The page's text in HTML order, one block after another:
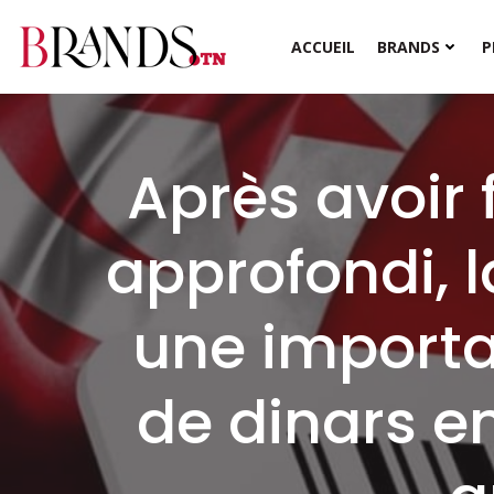
contenu
ACCUEIL BRANDS
Après avoir
approfondi,
une
de dinars